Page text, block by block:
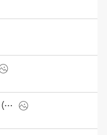
폭스바겐 Golf R Black Edition [US] (2025)